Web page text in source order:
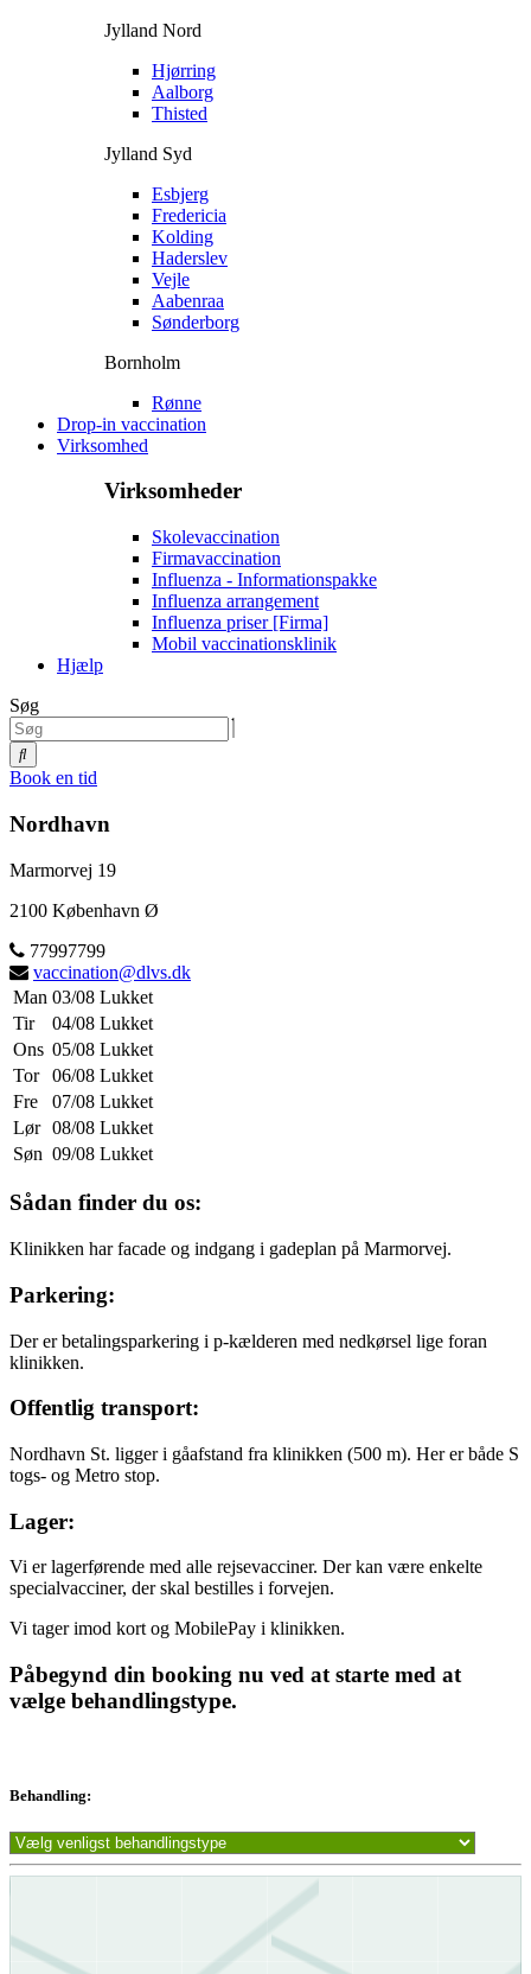
Jylland Nord
Hjørring
Aalborg
Thisted
Jylland Syd
Esbjerg
Fredericia
Kolding
Haderslev
Vejle
Aabenraa
Sønderborg
Bornholm
Rønne
Drop-in vaccination
Virksomhed
Virksomheder
Skolevaccination
Firmavaccination
Influenza - Informationspakke
Influenza arrangement
Influenza priser [Firma]
Mobil vaccinationsklinik
Hjælp
Søg
Book en tid
Nordhavn
Marmorvej 19
2100 København Ø
77997799
vaccination@dlvs.dk
Man 03/08 Lukket
Tir
04/08 Lukket
Ons 05/08 Lukket
Tor
06/08 Lukket
Fre
07/08 Lukket
Lør 08/08 Lukket
Søn 09/08 Lukket
Sådan finder du os:
Klinikken har facade og indgang i gadeplan på Marmorvej.
Parkering:
Der er betalingsparkering i p-kælderen med nedkørsel lige foran
klinikken.
Offentlig transport:
Nordhavn St. ligger i gåafstand fra klinikken (500 m). Her er både S
togs- og Metro stop.
Lager:
Vi er lagerførende med alle rejsevacciner. Der kan være enkelte
specialvacciner, der skal bestilles i forvejen.
Vi tager imod kort og MobilePay i klinikken.
Påbegynd din booking nu ved at starte med at
vælge behandlingstype.
Behandling: